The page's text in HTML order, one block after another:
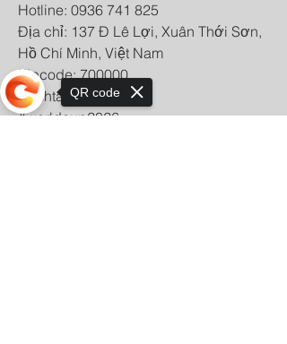
Hotline: 0936 741 825
Địa chỉ: 137 Đ Lê Lợi, Xuân Thới Sơn,
Hồ Chí Minh, Việt Nam
Zipcode: 700000
Hashtags
#worldcup2026
QR code